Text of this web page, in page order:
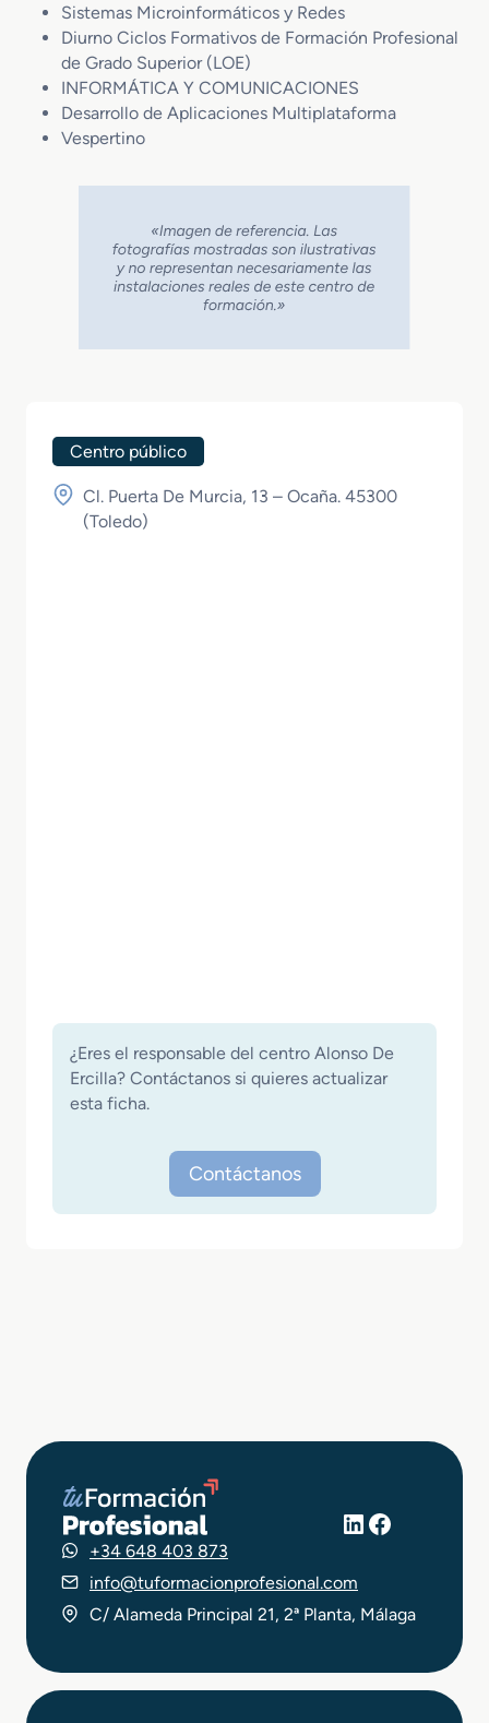
Sistemas Microinformáticos y Redes
Diurno Ciclos Formativos de Formación Profesional
de Grado Superior (LOE)
INFORMÁTICA Y COMUNICACIONES
Desarrollo de Aplicaciones Multiplataforma
Vespertino
Centro público
Cl. Puerta De Murcia, 13 – Ocaña. 45300
(Toledo)
¿Eres el responsable del centro Alonso De
Ercilla? Contáctanos si quieres actualizar
esta ficha.
Contáctanos
LinkedIn
Facebook
+34 648 403 873
info@tuformacionprofesional.com
C/ Alameda Principal 21, 2ª Planta, Málaga